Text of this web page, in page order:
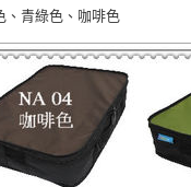
、青綠色、咖啡色